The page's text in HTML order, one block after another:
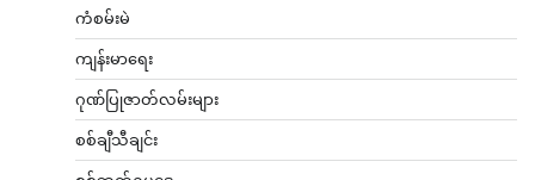
ကံစမ်းမဲ
ကျန်းမာရေး
ဂုဏ်ပြုဇာတ်လမ်းများ
စစ်ချီသီချင်း